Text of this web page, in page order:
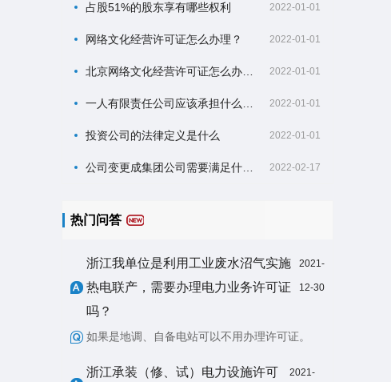
占股51%的股东享有哪些权利 2022-01-01
网络文化经营许可证怎么办理？ 2022-01-01
2022-01-01
2022-01-01
投资公司的法律定义是什么 2022-01-01
2022-02-17
热门问答
浙江我单位是利用工业废水沼气实施
热电联产，需要办理电力业务许可证
吗？
2021-
12-30
如果是地调、自备电站可以不用办理许可证。
浙江承装（修、试）电力设施许可
2021-